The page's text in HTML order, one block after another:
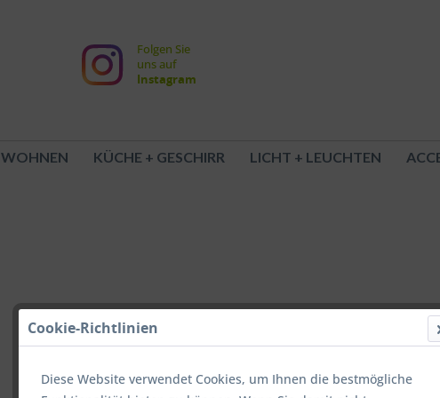
Folgen Sie
uns auf
Instagram
WOHNEN KÜCHE + GESCHIRR LICHT + LEUCHTEN
Cookie-Richtlinien
Diese Website verwendet Cookies, um Ihnen die bestmögliche